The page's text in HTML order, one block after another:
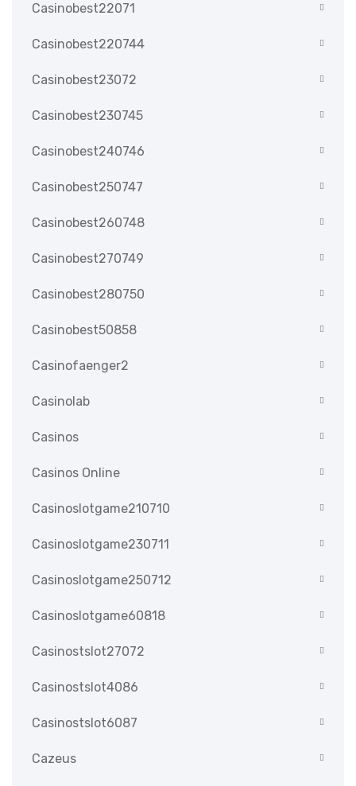
Casinobest22071
Casinobest220744
Casinobest23072
Casinobest230745
Casinobest240746
Casinobest250747
Casinobest260748
Casinobest270749
Casinobest280750
Casinobest50858
Casinofaenger2
Casinolab
Casinos
Casinos Online
Casinoslotgame210710
Casinoslotgame230711
Casinoslotgame250712
Casinoslotgame60818
Casinostslot27072
Casinostslot4086
Casinostslot6087
Cazeus